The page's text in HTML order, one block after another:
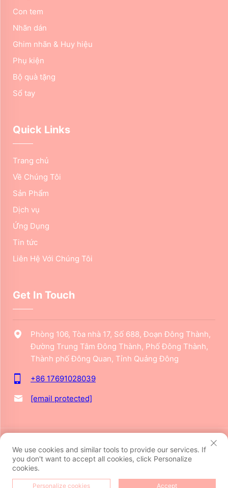
Con tem
Nhãn dán
Ghim nhãn & Huy hiệu
Phụ kiện
Bộ quà tặng
Sổ tay
Quick Links
Trang chủ
Về Chúng Tôi
Sản Phẩm
Dịch vụ
Ứng Dụng
Tin tức
Liên Hệ Với Chúng Tôi
Get In Touch
Phòng 106, Tòa nhà 17, Số 688, Đoạn Đông Thành,
Đường Trung Tâm Đông Thành, Phố Đông Thành,
Thành phố Đông Quan, Tỉnh Quảng Đông
+86 17691028039
[email protected]
Bản quyền © 2024 Công ty TNHH Sáng tạo Văn hóa Đông
Quan Jiarui. Mọi quyền được bảo lưu. Privacy Policy
We use cookies and similar tools to provide our services. If
you don't want to accept all cookies, click Personalize
cookies.
Personalize cookies Accept